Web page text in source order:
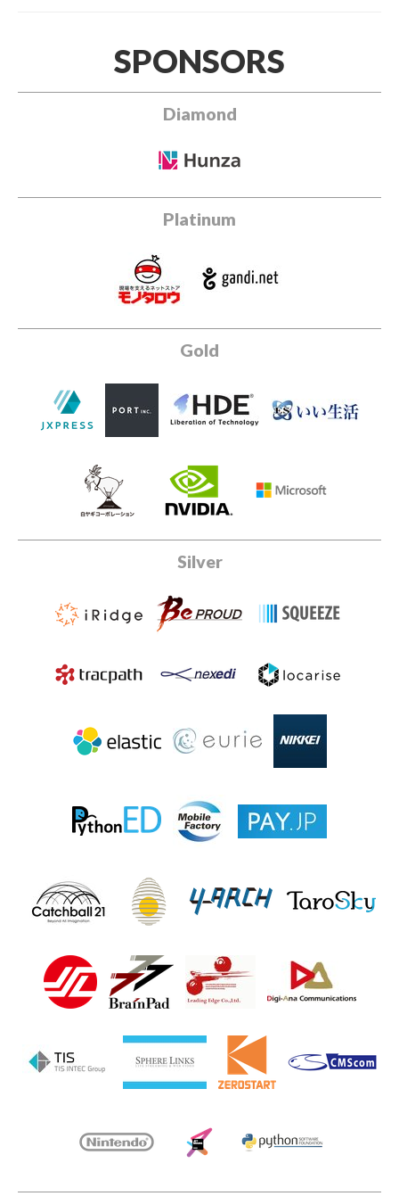
SPONSORS
Diamond
Platinum
Gold
Silver